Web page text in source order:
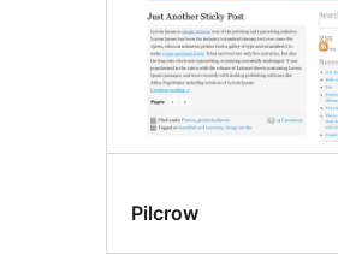
Pilcrow